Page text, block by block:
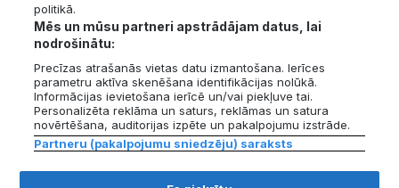
Galvenā Pārskati
Ar cieņu,
Cenu Bankas komanda
Lietošanas noteikumi
politikā.
Mēs un mūsu partneri apstrādājam datus, lai
nodrošinātu:
Precīzas atrašanās vietas datu izmantošana. Ierīces
parametru aktīva skenēšana identifikācijas nolūkā.
Informācijas ievietošana ierīcē un/vai piekļuve tai.
Personalizēta reklāma un saturs, reklāmas un satura
novērtēšana, auditorijas izpēte un pakalpojumu izstrāde.
Partneru (pakalpojumu sniedzēju) saraksts